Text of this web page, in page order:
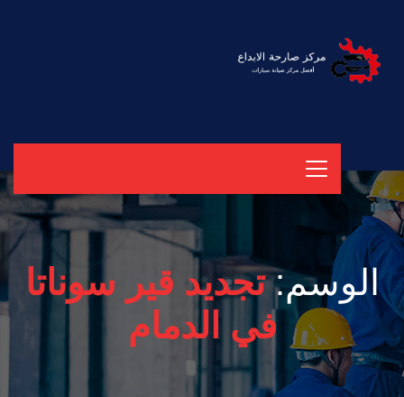
الوسم:تجديد قير سوناتا
في الدمام